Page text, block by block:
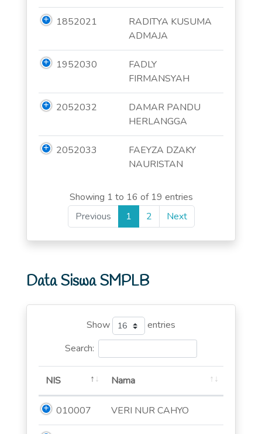
1852021
RADITYA KUSUMA
ADMAJA
1952030
FADLY
FIRMANSYAH
2052032
DAMAR PANDU
HERLANGGA
2052033
FAEYZA DZAKY
NAURISTAN
Showing 1 to 16 of 19 entries
Previous
1 2 Next
Data Siswa SMPLB
Show
entries
Search:
NIS Nama
010007 VERI NUR CAHYO